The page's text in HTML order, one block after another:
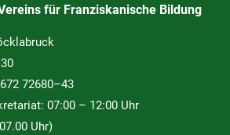
für Franziskanische Bildung
72680–43
07:00 – 12:00 Uhr
Uhr)